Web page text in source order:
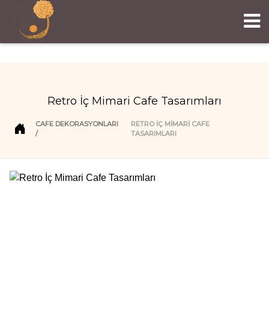
Retro İç Mimari Cafe Tasarımları
CAFE DEKORASYONLARI
RETRO İÇ MIMARI CAFE
TASARIMLARI